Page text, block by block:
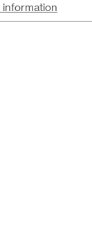
information